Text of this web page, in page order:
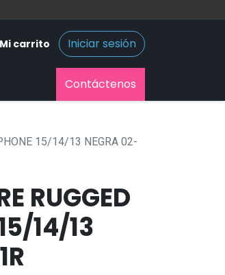
Mi carrito Iniciar sesión
Contáctenos
15/14/13 NEGRA 02-
RUGGED
14/13